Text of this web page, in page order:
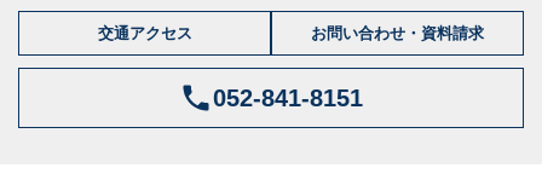
交通アクセス お問い合わせ・資料請求
052-841-8151